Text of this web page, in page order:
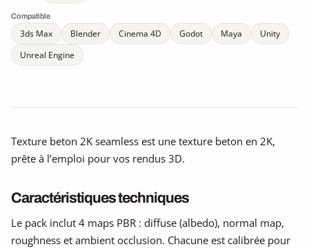
Compatible
3ds Max Blender Cinema 4D Godot Maya
Unity
Unreal Engine
Texture beton 2K seamless est une texture beton en 2K,
prête à l’emploi pour vos rendus 3D.
Caractéristiques techniques
Le pack inclut 4 maps PBR : diffuse (albedo), normal map,
roughness et ambient occlusion. Chacune est calibrée pour